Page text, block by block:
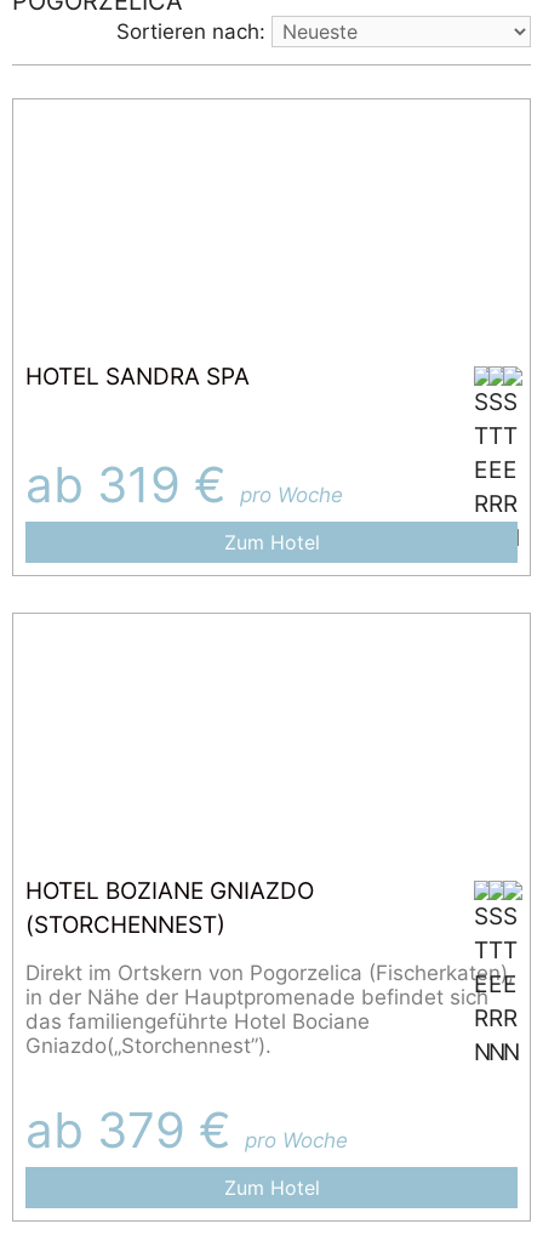
Sortieren nach:
HOTEL SANDRA SPA
ab 319 €
pro Woche
Zum Hotel
HOTEL BOZIANE GNIAZDO
(STORCHENNEST)
Direkt im Ortskern von Pogorzelica (Fischerkaten),
in der Nähe der Hauptpromenade befindet sich
das familiengeführte Hotel Bociane
Gniazdo(„Storchennest”).
ab 379 €
pro Woche
Zum Hotel